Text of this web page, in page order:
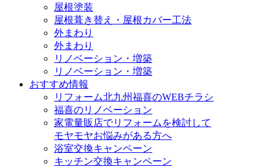
屋根塗装
屋根葺き替え・屋根カバー工法
外まわり
外まわり
リノベーション・増築
リノベーション・増築
おすすめ情報
リフォーム北九州福喜のWEBチラシ
福喜のリノベーション
家電量販店でリフォームを検討して
モヤモヤお悩みがある方へ
浴室交換キャンペーン
キッチン交換キャンペーン